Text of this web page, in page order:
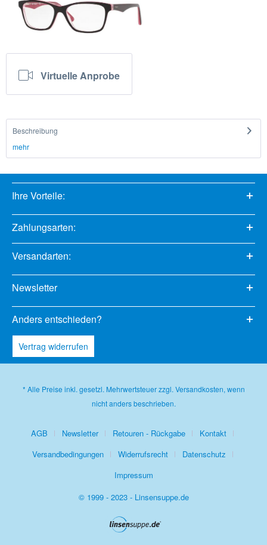
Virtuelle Anprobe
Beschreibung
mehr
Ihre Vorteile:
Zahlungsarten:
Versandarten:
Newsletter
Anders entschieden?
Vertrag widerrufen
* Alle Preise inkl. gesetzl. Mehrwertsteuer zzgl. Versandkosten, wenn
nicht anders beschrieben.
AGB Newsletter Retouren - Rückgabe
Kontakt
Versandbedingungen
Widerrufsrecht
Datenschutz
Impressum
© 1999 - 2023 - Linsensuppe.de